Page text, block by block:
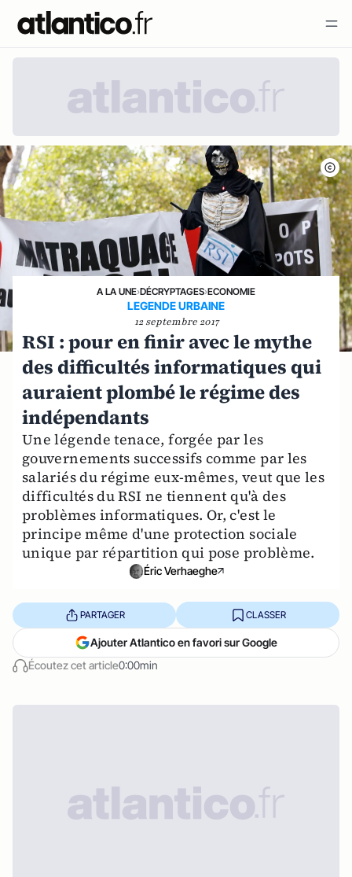
A LA UNE›DÉCRYPTAGES›ECONOMIE
LEGENDE URBAINE
12 septembre 2017
RSI : pour en finir avec le mythe
des difficultés informatiques qui
auraient plombé le régime des
indépendants
Une légende tenace, forgée par les
gouvernements successifs comme par les
salariés du régime eux-mêmes, veut que les
difficultés du RSI ne tiennent qu'à des
problèmes informatiques. Or, c'est le
principe même d'une protection sociale
unique par répartition qui pose problème.
Éric Verhaeghe
Écoutez cet article0:00min
PARTAGER CLASSER
Ajouter Atlantico en favori sur Google